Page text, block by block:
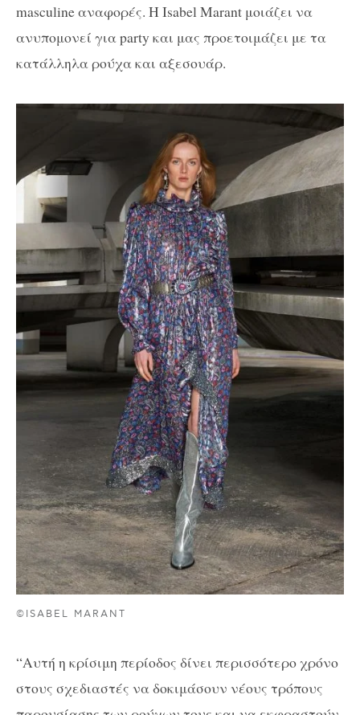
masculine αναφορές. Η Isabel Marant μοιάζει να
ανυπομονεί για party και μας προετοιμάζει με τα
κατάλληλα ρούχα και αξεσουάρ.
©ISABEL MARANT
“Αυτή η κρίσιμη περίοδος δίνει περισσότερο χρόνο
στους σχεδιαστές να δοκιμάσουν νέους τρόπους